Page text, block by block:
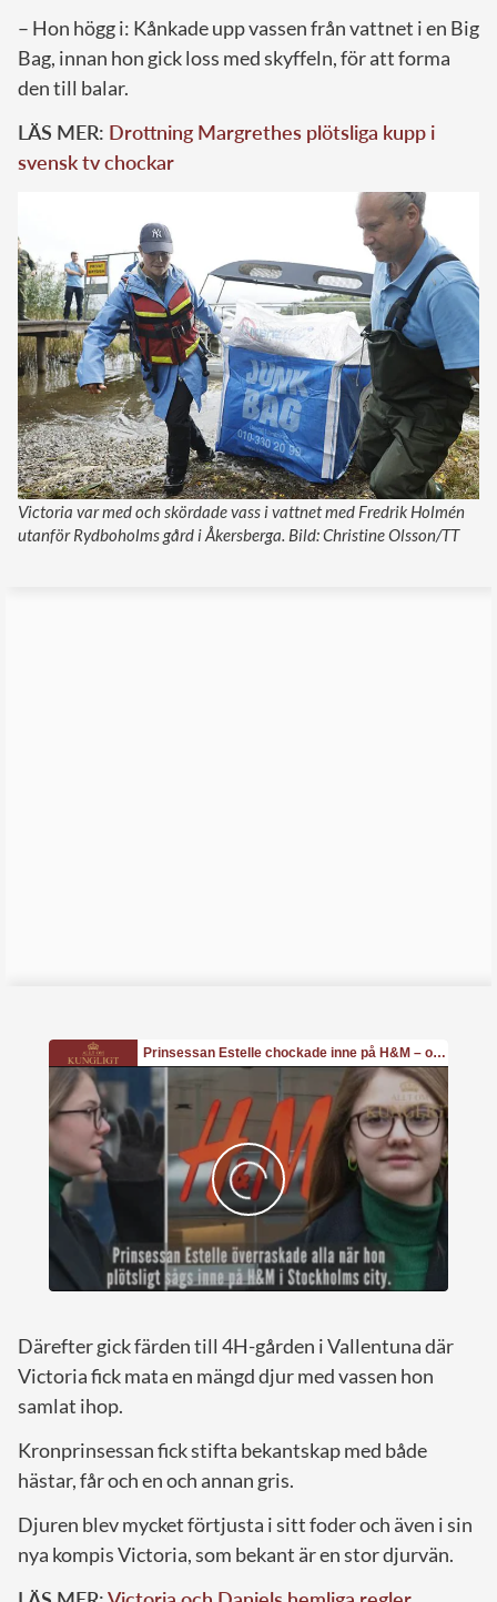
– Hon högg i: Kånkade upp vassen från vattnet i en Big
Bag, innan hon gick loss med skyffeln, för att forma
den till balar.
LÄS MER: Drottning Margrethes plötsliga kupp i
svensk tv chockar
Victoria var med och skördade vass i vattnet med Fredrik Holmén
utanför Rydboholms gård i Åkersberga. Bild: Christine Olsson/TT
Därefter gick färden till 4H-gården i Vallentuna där
Victoria fick mata en mängd djur med vassen hon
samlat ihop.
Kronprinsessan fick stifta bekantskap med både
hästar, får och en och annan gris.
Djuren blev mycket förtjusta i sitt foder och även i sin
nya kompis Victoria, som bekant är en stor djurvän.